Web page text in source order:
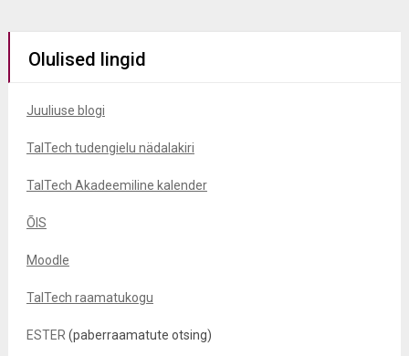
Olulised lingid
Juuliuse blogi
TalTech tudengielu nädalakiri
TalTech Akadeemiline kalender
ÕIS
Moodle
TalTech raamatukogu
ESTER (paberraamatute otsing)